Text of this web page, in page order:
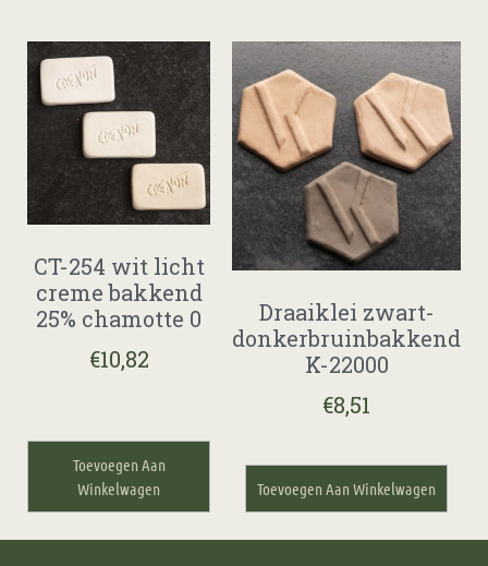
CT-254 wit licht
creme bakkend
25% chamotte 0
€10,82
Toevoegen Aan
Winkelwagen
Draaiklei zwart-
donkerbruinbakkend
K-22000
€8,51
Toevoegen Aan Winkelwagen